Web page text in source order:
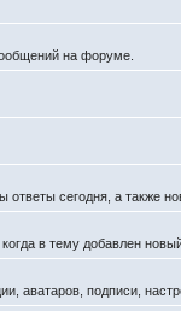
на форуме.
ответы сегодня, а также
в тему добавлен
аватаров, подписи,